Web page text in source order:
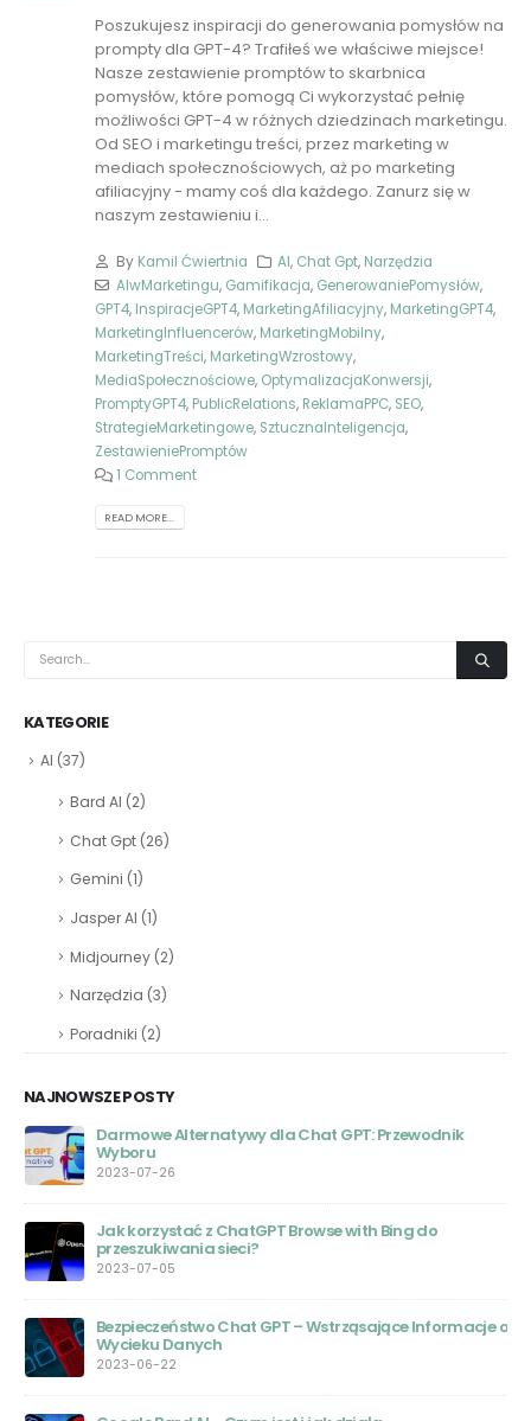
Poszukujesz inspiracji do generowania pomysłów na
prompty dla GPT-4? Trafiłeś we właściwe miejsce!
Nasze zestawienie promptów to skarbnica
pomysłów, które pomogą Ci wykorzystać pełnię
możliwości GPT-4 w różnych dziedzinach marketingu.
Od SEO i marketingu treści, przez marketing w
mediach społecznościowych, aż po marketing
afiliacyjny - mamy coś dla każdego. Zanurz się w
naszym zestawieniu i...
By Kamil Ćwiertnia AI, Chat Gpt, Narzędzia
AIwMarketingu, Gamifikacja, GenerowaniePomysłów,
GPT4, InspiracjeGPT4, MarketingAfiliacyjny, MarketingGPT4,
MarketingInfluencerów, MarketingMobilny,
MarketingTreści, MarketingWzrostowy,
MediaSpołecznościowe, OptymalizacjaKonwersji,
PromptyGPT4, PublicRelations, ReklamaPPC, SEO,
StrategieMarketingowe, SztucznaInteligencja,
ZestawieniePromptów
1 Comment
READ MORE...
KATEGORIE
AI (37)
Bard AI (2)
Chat Gpt (26)
Gemini (1)
Jasper AI (1)
Midjourney (2)
Narzędzia (3)
Poradniki (2)
NAJNOWSZE POSTY
Darmowe Alternatywy dla Chat GPT: Przewodnik
Wyboru
2023-07-26
Jak korzystać z ChatGPT Browse with Bing do
przeszukiwania sieci?
2023-07-05
Bezpieczeństwo Chat GPT – Wstrząsające Informacje o
Wycieku Danych
2023-06-22